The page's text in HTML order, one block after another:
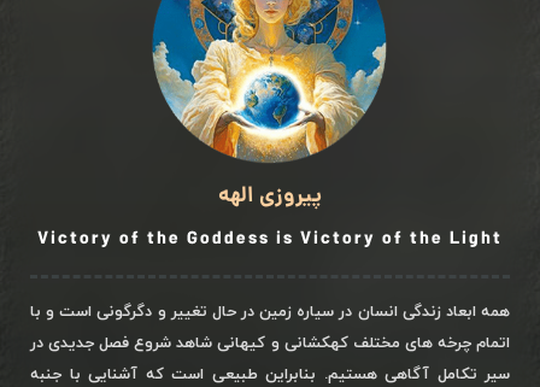
پیروزی الهه
Victory of the Goddess is Victory of the Light
همه ابعاد زندگی انسان در سیاره زمین در حال تغییر و دگرگونی است و با
اتمام چرخه های مختلف کهکشانی و کیهانی شاهد شروع فصل جدیدی در
سیر تکامل آگاهی هستیم. بنابراین طبیعی است که آشنایی با جنبه